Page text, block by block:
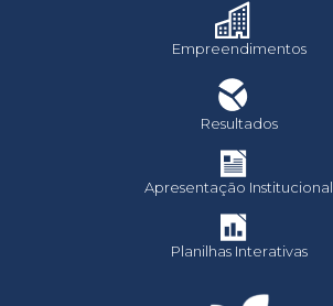
Empreendimentos
Resultados
Apresentação Institucional
Planilhas Interativas